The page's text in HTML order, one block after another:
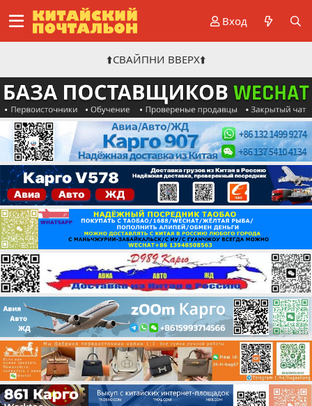
Вход
⬆️СВАЙПНИ ВВЕРХ⬆️